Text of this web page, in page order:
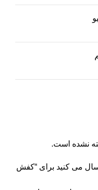
نشده است.
می کنید برای “کفش